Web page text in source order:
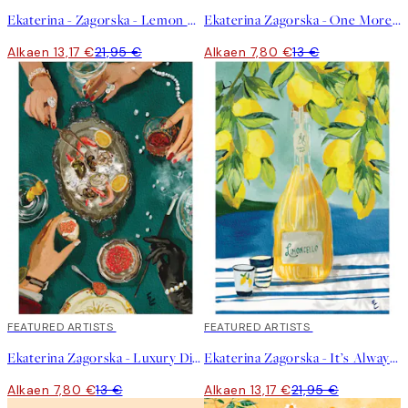
Ekaterina - Zagorska - Lemon Cocktail Juliste
Alkaen 13,17 €21,95 €
Ekaterina Zagorska - One More Martini Please Juliste
Alkaen 7,80 €13 €
40%*
FEATURED ARTISTS
Ekaterina Zagorska - Luxury Dinner Juliste
Alkaen 7,80 €13 €
40%*
FEATURED ARTISTS
Ekaterina Zagorska - It’s Always Limoncello Time Juliste
Alkaen 13,17 €21,95 €